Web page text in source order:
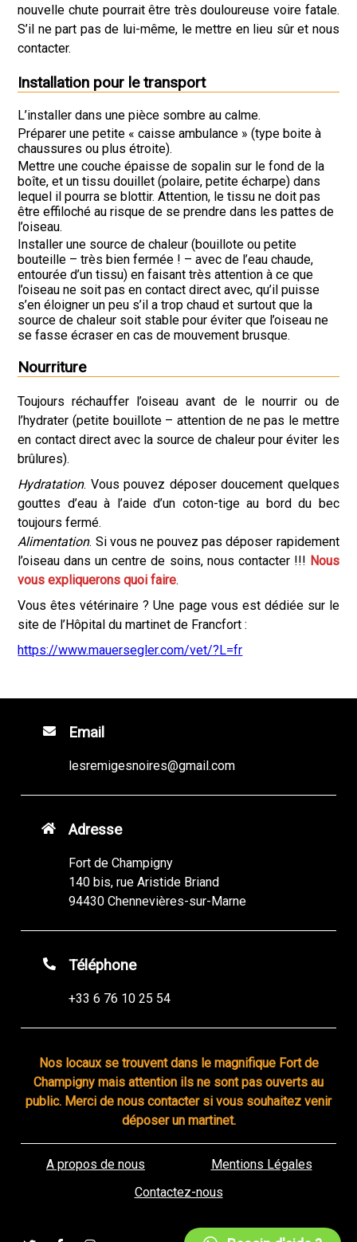
nouvelle chute pourrait être très douloureuse voire fatale.
S’il ne part pas de lui-même, le mettre en lieu sûr et nous
contacter.
Installation pour le transport
L’installer dans une pièce sombre au calme.
Préparer une petite « caisse ambulance » (type boite à
chaussures ou plus étroite).
Mettre une couche épaisse de sopalin sur le fond de la
boîte, et un tissu douillet (polaire, petite écharpe) dans
lequel il pourra se blottir. Attention, le tissu ne doit pas
être effiloché au risque de se prendre dans les pattes de
l’oiseau.
Installer une source de chaleur (bouillote ou petite
bouteille – très bien fermée ! – avec de l’eau chaude,
entourée d’un tissu) en faisant très attention à ce que
l’oiseau ne soit pas en contact direct avec, qu’il puisse
s’en éloigner un peu s’il a trop chaud et surtout que la
source de chaleur soit stable pour éviter que l’oiseau ne
se fasse écraser en cas de mouvement brusque.
Nourriture
Toujours réchauffer l’oiseau avant de le nourrir ou de
l’hydrater (petite bouillote – attention de ne pas le mettre
en contact direct avec la source de chaleur pour éviter les
brûlures).
Hydratation. Vous pouvez déposer doucement quelques
gouttes d’eau à l’aide d’un coton-tige au bord du bec
toujours fermé.
Alimentation. Si vous ne pouvez pas déposer rapidement
l’oiseau dans un centre de soins, nous contacter !!! Nous
vous expliquerons quoi faire.
Vous êtes vétérinaire ? Une page vous est dédiée sur le
site de l’Hôpital du martinet de Francfort :
https://www.mauersegler.com/vet/?L=fr
Email
lesremigesnoires@gmail.com
Adresse
Fort de Champigny
140 bis, rue Aristide Briand
94430 Chennevières-sur-Marne
Téléphone
+33 6 76 10 25 54
Nos locaux se trouvent dans le magnifique Fort de
Champigny mais attention ils ne sont pas ouverts au
public. Merci de nous contacter si vous souhaitez venir
déposer un martinet.
A propos de nous
Mentions Légales
Contactez-nous